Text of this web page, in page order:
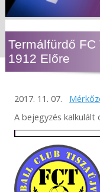
Termálfürdő FC
1912 Előre
2017. 11. 07.
A bejegyzés kalkulált